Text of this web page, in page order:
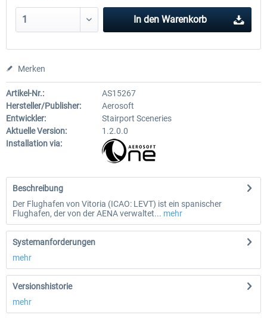
In den Warenkorb
Merken
Artikel-Nr.:
AS15267
Hersteller/Publisher:
Aerosoft
Entwickler:
Stairport Sceneries
Aktuelle Version:
1.2.0.0
Installation via:
Beschreibung
Der Flughafen von Vitoria (ICAO: LEVT) ist ein spanischer
Flughafen, der von der AENA verwaltet... mehr
Systemanforderungen
mehr
Versionshistorie
mehr